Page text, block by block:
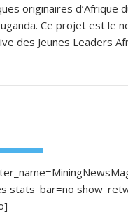
originaires d’Afrique
Ce projet est le
des Jeunes Leaders
stats_bar=no